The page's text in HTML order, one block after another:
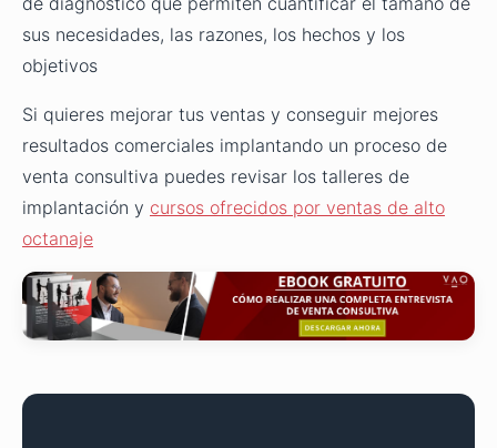
sus necesidades, las razones, los hechos y los
objetivos
Si quieres mejorar tus ventas y conseguir mejores
resultados comerciales implantando un proceso de
venta consultiva puedes revisar los talleres de
implantación y cursos ofrecidos por ventas de alto
octanaje